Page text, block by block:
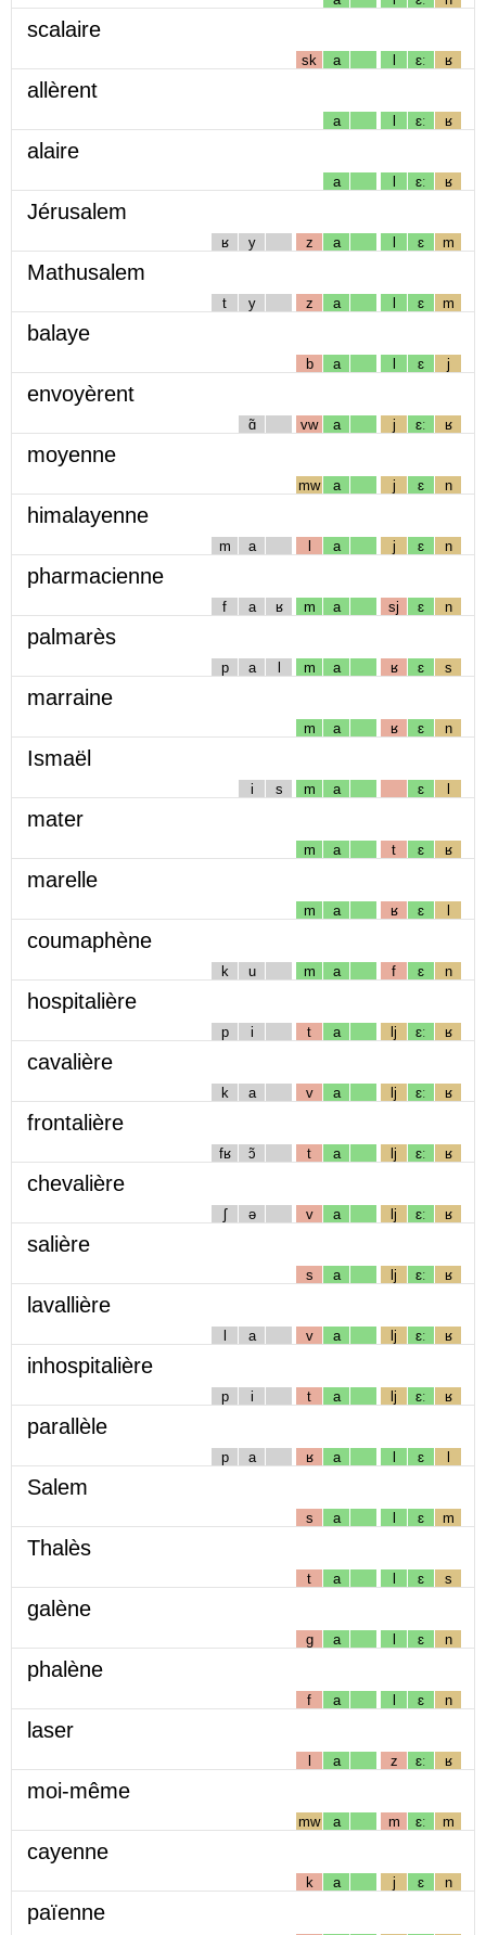
scalaire
sk a l ɛː ʁ
allèrent
a l ɛː ʁ
alaire
a l ɛː ʁ
Jérusalem
ʁ y z a l ɛ m
Mathusalem
t y z a l ɛ m
balaye
b a l ɛ j
envoyèrent
ɑ̃ vw a j ɛː ʁ
moyenne
mw a j ɛ n
himalayenne
m a l a j ɛ n
pharmacienne
f a ʁ m a sj ɛ n
palmarès
p a l m a ʁ ɛ s
marraine
m a ʁ ɛ n
Ismaël
i s m a ɛ l
mater
m a t ɛ ʁ
marelle
m a ʁ ɛ l
coumaphène
k u m a f ɛ n
hospitalière
p i t a lj ɛː ʁ
cavalière
k a v a lj ɛː ʁ
frontalière
fʁ ɔ̃ t a lj ɛː ʁ
chevalière
ʃ ə v a lj ɛː ʁ
salière
s a lj ɛː ʁ
lavallière
l a v a lj ɛː ʁ
inhospitalière
p i t a lj ɛː ʁ
parallèle
p a ʁ a l ɛ l
Salem
s a l ɛ m
Thalès
t a l ɛ s
galène
g a l ɛ n
phalène
f a l ɛ n
laser
l a z ɛː ʁ
moi-même
mw a m ɛː m
cayenne
k a j ɛ n
païenne